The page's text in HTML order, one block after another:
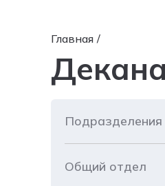
Главная /
Подразделения
Общий отдел